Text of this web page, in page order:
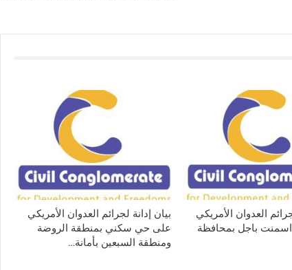
العدوان الأمريكي
باجل بمحافظة
بيان إدانة لجرائم العدوان الأمريكي
على حي سكني بمنطقة الروضة
ومنطقة السبعين بأمانة…